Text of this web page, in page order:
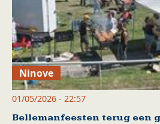
Ninove
01/05/2026 - 22:57
Bellemanfeesten terug een